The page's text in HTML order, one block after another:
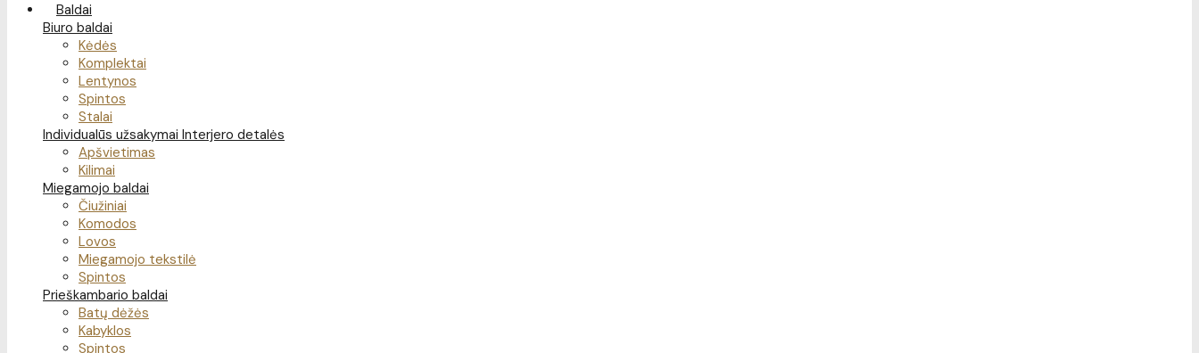
Baldai
Biuro baldai
Kėdės
Komplektai
Lentynos
Spintos
Stalai
Individualūs užsakymai Interjero detalės
Apšvietimas
Kilimai
Miegamojo baldai
Čiužiniai
Komodos
Lovos
Miegamojo tekstilė
Spintos
Prieškambario baldai
Batų dėžės
Kabyklos
Spintos